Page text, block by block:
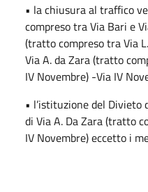
• la chiusura al traffico
compreso tra Via Bari e
(tratto compreso tra Via
Via A. da Zara (tratto
IV Novembre) -Via IV
• l’istituzione del Divieto
di Via A. Da Zara (tratto
IV Novembre) eccetto i